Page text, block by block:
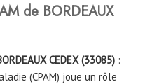
de BORDEAUX
CEDEX (33085) :
(CPAM) joue un rôle